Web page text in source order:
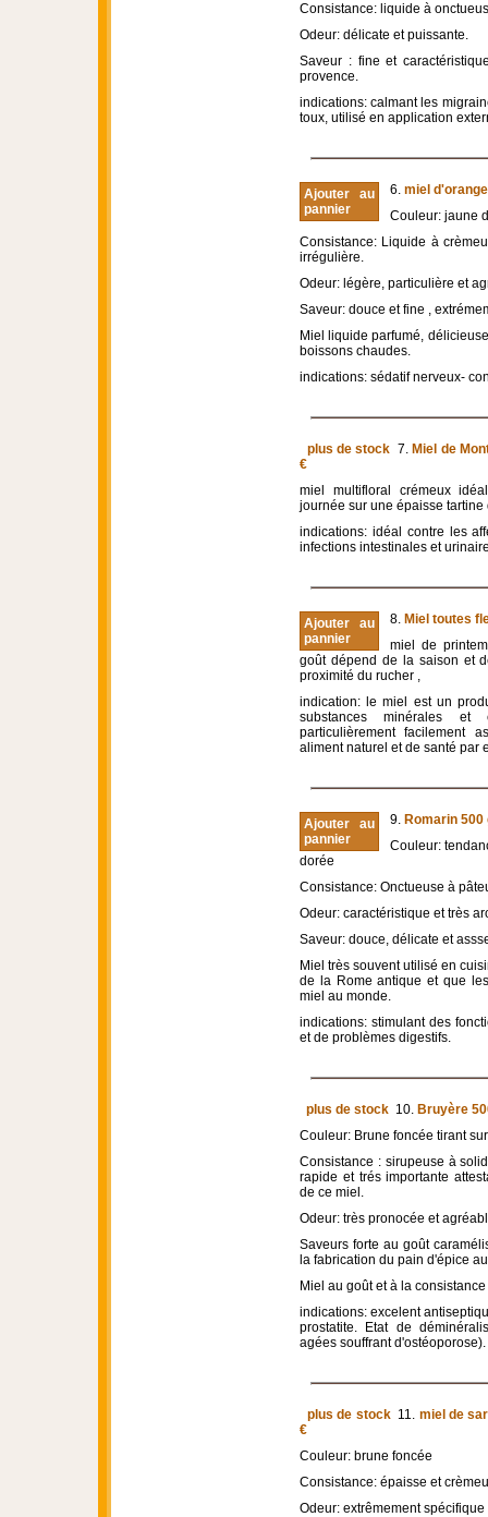
Consistance: liquide à
Odeur: délicate et puissante.
Saveur : fine et
provence.
indications: calmant les
toux, utilisé en application
Ajouter au
pannier
6. miel
Couleur: jaune
Consistance: Liquide à
irrégulière.
Odeur: légère, particulière et
Saveur: douce et fine ,
Miel liquide parfumé,
boissons chaudes.
indications: sédatif nerveux-
plus de stock 7. Miel de
€
miel multifloral crémeux
journée sur une épaisse
indications: idéal contre les
infections intestinales et
Ajouter au
pannier
8. Miel toutes
miel de
goût dépend de la saison et
proximité du rucher ,
indication: le miel est un
substances minérales et
particulièrement facilement
aliment naturel et de santé par
Ajouter au
pannier
9. Romarin 500
Couleur:
dorée
Consistance: Onctueuse à
Odeur: caractéristique et très
Saveur: douce, délicate et
Miel très souvent utilisé en
de la Rome antique et que
miel au monde.
indications: stimulant des
et de problèmes digestifs.
plus de stock 10. Bruyère
Couleur: Brune foncée tirant
Consistance : sirupeuse à
rapide et trés importante
de ce miel.
Odeur: très pronocée et
Saveurs forte au goût
la fabrication du pain d'épice
Miel au goût et à la
indications: excelent
prostatite. Etat de
agées souffrant d'ostéoporose).
plus de stock11. miel de
€
Couleur: brune foncée
Consistance: épaisse et
Odeur: extrêmement